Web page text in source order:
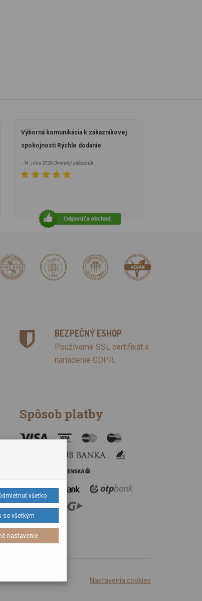
Výborná komunikácia k zákazníkovej
spokojnosti Rýchle dodanie
- 14. júna 2026Overený zákazník
BEZPEČNÝ ESHOP
Používame SSL certifikát a
nariadenie GDPR.
Spôsob platby
Nastavenia cookies
všetko
so všetkým
nastavenie